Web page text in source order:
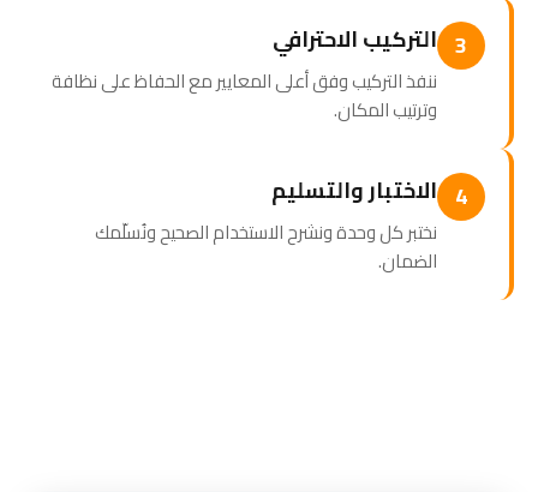
3 التركيب الاحترافي
ننفذ التركيب وفق أعلى المعايير مع الحفاظ على نظافة
وترتيب المكان.
4 الاختبار والتسليم
نختبر كل وحدة ونشرح الاستخدام الصحيح ونُسلّمك
الضمان.